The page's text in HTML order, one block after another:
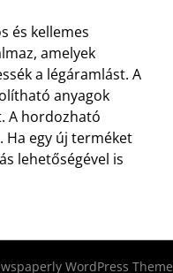
és kellemes
amelyek
a légáramlást. A
anyagok
A hordozható
Ha egy új terméket
lehetőségével is
WordPress Theme